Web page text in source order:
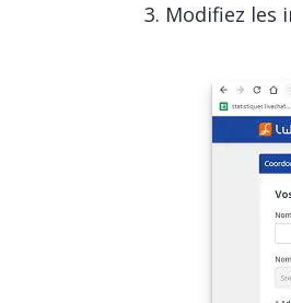
3. Modifiez les